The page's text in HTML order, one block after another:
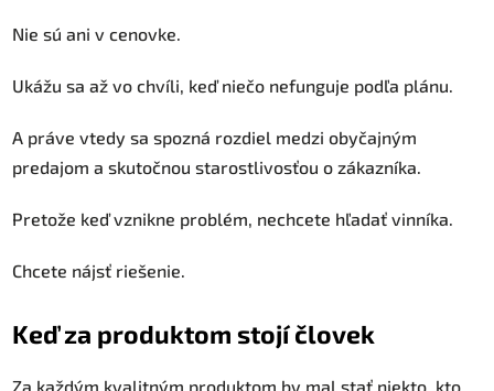
Nie sú ani v cenovke.
Ukážu sa až vo chvíli, keď niečo nefunguje podľa plánu.
A práve vtedy sa spozná rozdiel medzi obyčajným
predajom a skutočnou starostlivosťou o zákazníka.
Pretože keď vznikne problém, nechcete hľadať vinníka.
Chcete nájsť riešenie.
Keď za produktom stojí človek
Za každým kvalitným produktom by mal stať niekto, kto